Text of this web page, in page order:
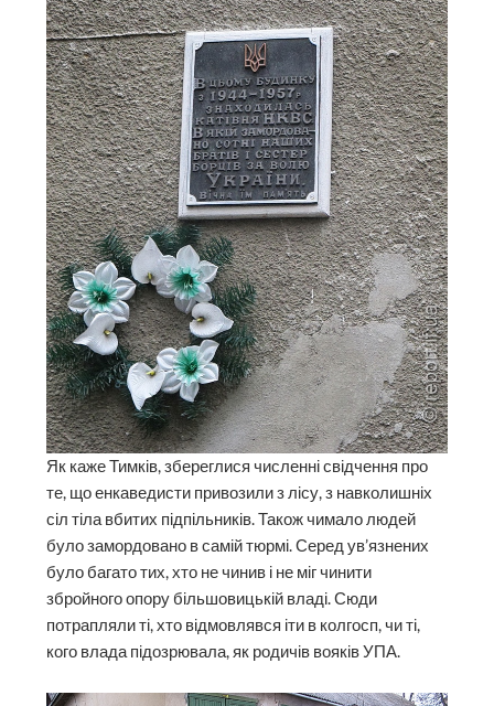
Як каже Тимків, збереглися численні свідчення про
те, що енкаведисти привозили з лісу, з навколишніх
сіл тіла вбитих підпільників. Також чимало людей
було замордовано в самій тюрмі. Серед ув’язнених
було багато тих, хто не чинив і не міг чинити
збройного опору більшовицькій владі. Сюди
потрапляли ті, хто відмовлявся іти в колгосп, чи ті,
кого влада підозрювала, як родичів вояків УПА.